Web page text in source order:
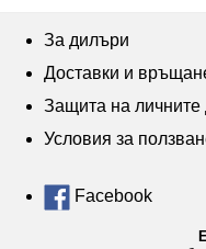
За дилъри
Доставки и
Защита на личните
Условия за
Facebook